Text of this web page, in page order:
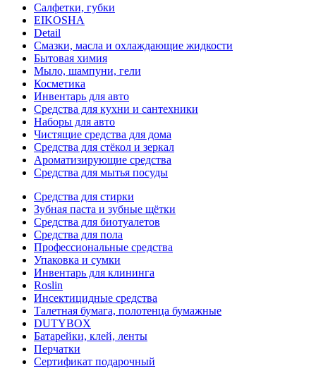
Салфетки, губки
EIKOSHA
Detail
Смазки, масла и охлаждающие жидкости
Бытовая химия
Мыло, шампуни, гели
Косметика
Инвентарь для авто
Средства для кухни и сантехники
Наборы для авто
Чистящие средства для дома
Средства для стёкол и зеркал
Ароматизирующие средства
Средства для мытья посуды
Средства для стирки
Зубная паста и зубные щётки
Средства для биотуалетов
Средства для пола
Профессиональные средства
Упаковка и сумки
Инвентарь для клининга
Roslin
Инсектицидные средства
Талетная бумага, полотенца бумажные
DUTYBOX
Батарейки, клей, ленты
Перчатки
Сертификат подарочный